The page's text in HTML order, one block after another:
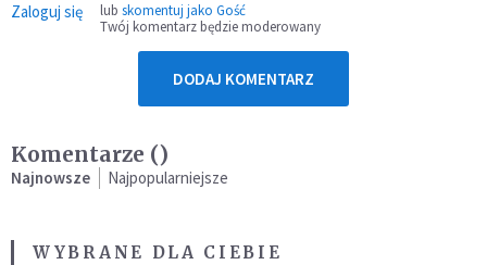
Zaloguj się lub skomentuj jako Gość
Twój komentarz będzie moderowany
DODAJ KOMENTARZ
Komentarze ()
Najnowsze Najpopularniejsze
WYBRANE DLA CIEBIE